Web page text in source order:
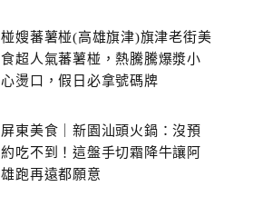
椪嫂蕃薯椪(高雄旗津)旗津老街美
食超人氣蕃薯椪，熱騰騰爆漿小
心燙口，假日必拿號碼牌
屏東美食｜新園汕頭火鍋：沒預
約吃不到！這盤手切霜降牛讓阿
雄跑再遠都願意